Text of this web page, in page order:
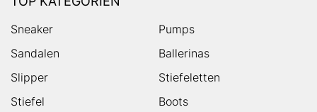
Sneaker
Pumps
Sandalen
Ballerinas
Slipper
Stiefeletten
Stiefel
Boots